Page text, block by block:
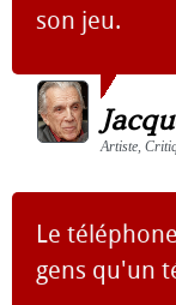
son jeu.
Artiste,
Le
gens qu'un